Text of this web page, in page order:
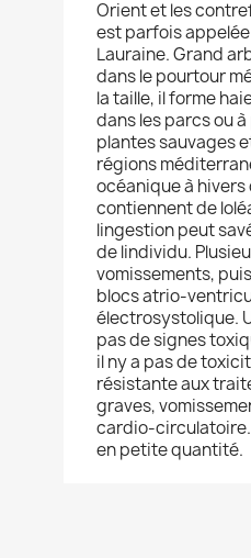
Orient et les
est parfois
Lauraine. Grand
dans le pourtour
la taille, il forme
dans les parcs ou
plantes sauvages
régions
océanique à hivers
contiennent de
lingestion peut
de lindividu.
vomissements,
blocs atrio-
électrosystolique.
pas de signes
il ny a pas de
résistante aux
graves,
cardio-
en petite quantité.